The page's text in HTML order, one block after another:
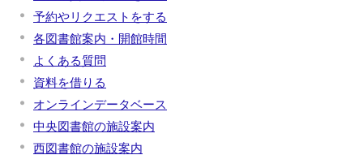
予約やリクエストをする
各図書館案内・開館時間
よくある質問
資料を借りる
オンラインデータベース
中央図書館の施設案内
西図書館の施設案内